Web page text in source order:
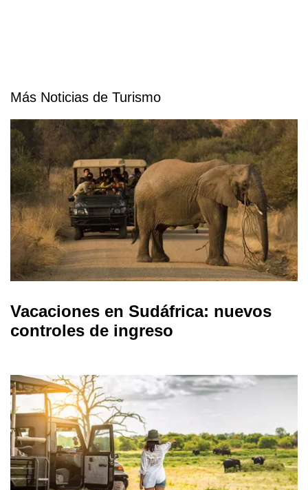
Más Noticias de Turismo
Vacaciones en Sudáfrica: nuevos
controles de ingreso